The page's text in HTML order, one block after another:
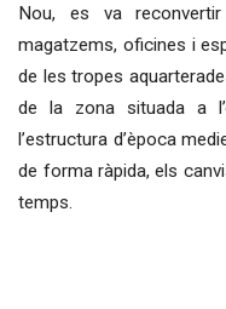
Nou, es va
magatzems, oficines i
de les tropes
de la zona situada a
l’estructura d’època
de forma ràpida, els
temps.